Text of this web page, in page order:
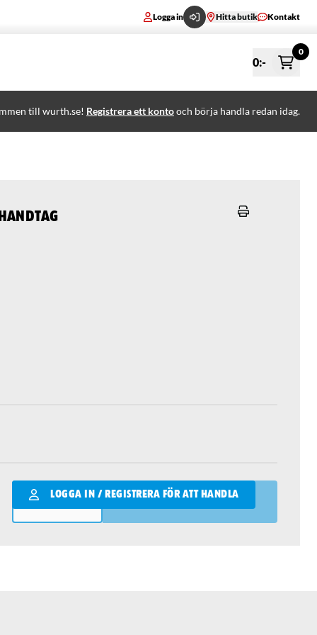
Logga in Hitta butik Kontakt
0:-
0
till wurth.se! Registrera ett kontooch börja handla redan idag.
LOGGA IN / REGISTRERA FÖR ATT HANDLA
Qantity
LÄGG I VARUKORGEN